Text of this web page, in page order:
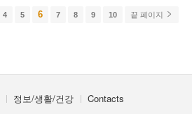
4 5 6 7 8 9 10 끝 페이지
정보/생활/건강 Contacts